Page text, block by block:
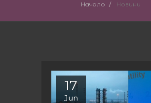
Начало Новини
17
Jun